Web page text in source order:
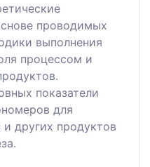
проводимых
выполнения
процессом и
показатели
для
других продуктов